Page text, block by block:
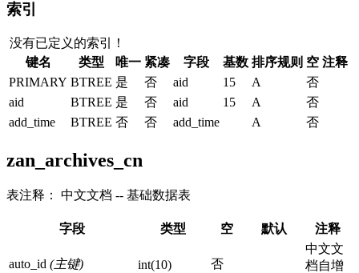
索引
没有已定义的索引！
键名
类型 唯一 紧凑 字段 基数 排序规则 空 注释
PRIMARY BTREE 是 否 aid 15 A
否
aid
BTREE 是 否 aid 15 A
否
add_time
BTREE 否 否 add_time A 否
zan_archives_cn
表注释： 中文文档 -- 基础数据表
字段 类型 空 默认 注释
auto_id (主键) int(10) 否
中文文
档自增